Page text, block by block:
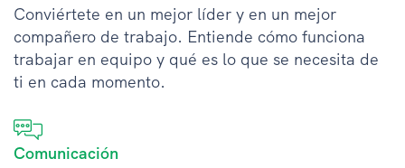
Conviértete en un mejor líder y en un mejor
compañero de trabajo. Entiende cómo funciona
trabajar en equipo y qué es lo que se necesita de
ti en cada momento.
Comunicación